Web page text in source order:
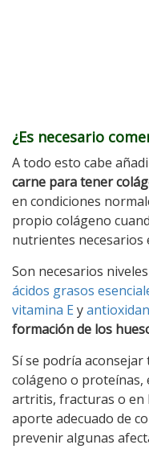
¿Es necesario
A todo esto cabe
carne para tener
en condiciones
propio colágeno
nutrientes necesarios
Son necesarios
ácidos grasos
vitamina E y
formación de los
Sí se podría
colágeno o proteínas,
artritis, fracturas o en
aporte adecuado de
prevenir algunas